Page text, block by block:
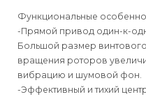
Функциональные
-Прямой привод один-к-
Большой размер
вращения роторов
вибрацию и шумовой фон.
-Эффективный и тихий